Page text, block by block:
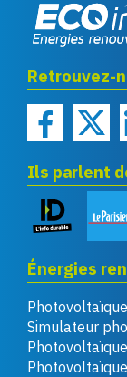
renouvelables
Retrouvez-
Ils parlent
Énergies
Photovoltaïque
Simulateur